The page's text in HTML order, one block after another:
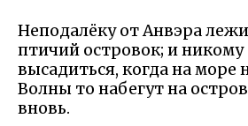
Неподалёку от Анвэра
птичий островок; и никому
высадиться, когда на море
Волны то набегут на
вновь.